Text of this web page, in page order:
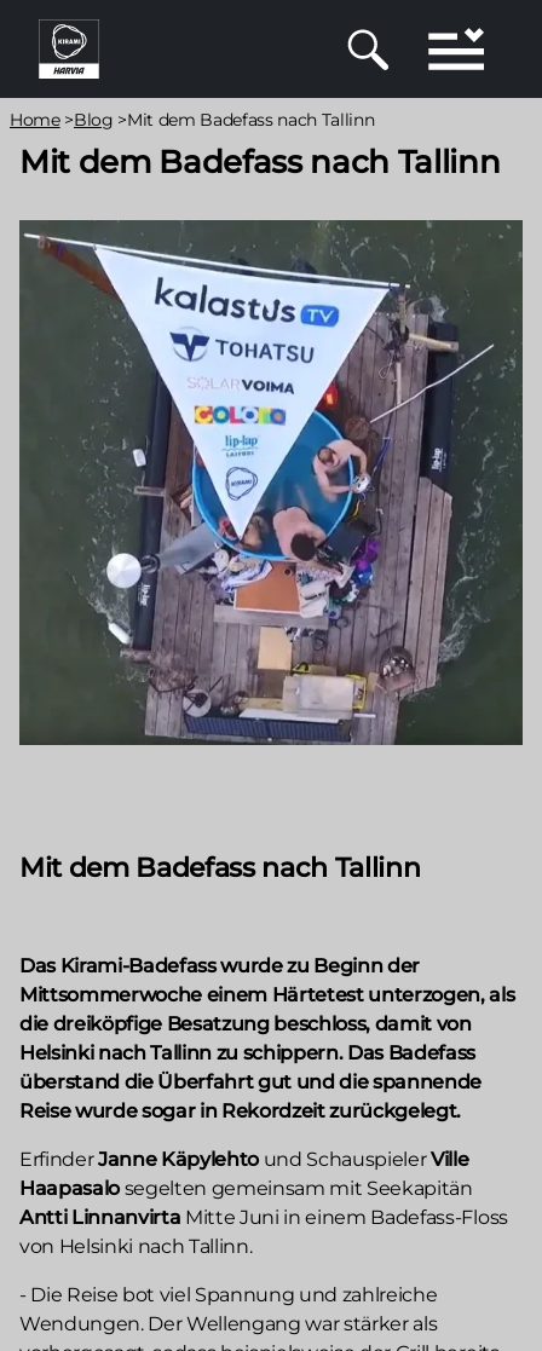
Direkt
Inhalt
Pfadnavigation
Home>Blog >Mit dem Badefass nach Tallinn
Mit dem Badefass nach Tallinn
Mit dem Badefass nach Tallinn
Das Kirami-Badefass wurde zu Beginn der
Mittsommerwoche einem Härtetest unterzogen, als
die dreiköpfige Besatzung beschloss, damit von
Helsinki nach Tallinn zu schippern. Das Badefass
überstand die Überfahrt gut und die spannende
Reise wurde sogar in Rekordzeit zurückgelegt.
ErfinderJanne Käpylehto und SchauspielerVille
Haapasalo segelten gemeinsam mit Seekapitän
Antti Linnanvirta Mitte Juni in einem Badefass-Floss
von Helsinki nach Tallinn.
- Die Reise bot viel Spannung und zahlreiche
Wendungen. Der Wellengang war stärker als